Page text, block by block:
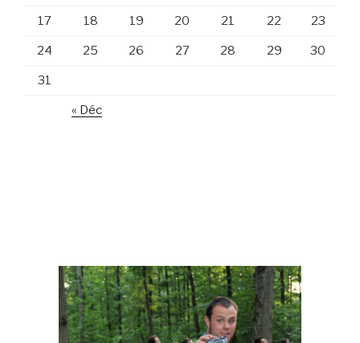
17 18 19 20 21 22 23
24 25 26 27 28 29 30
31
« Déc